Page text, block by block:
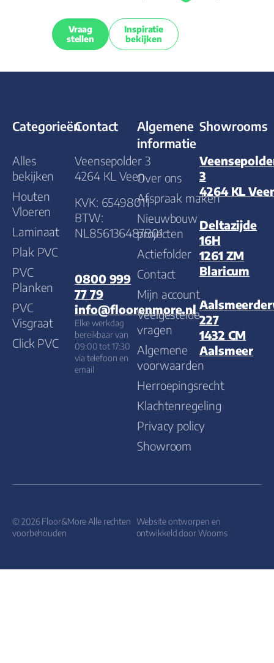
Vraag
stellen
Inspiratie
bekijken
Categorieën
Alles
bekijken
Houten
Vloeren
Laminaat
Plak PVC
PVC
Planken
PVC
Visgraat
Click PVC
Contact
Veensepolder 3
4264 KL Veen
KVK: 65498011
BTW:
NL856136487B01
0800 999
77 79
info@floorenmore.nl
Elke werkdag
bereikbaar van
09:00 tot 17:30
via telefoon en
email
Algemene
informatie
Over ons
Afspraak maken
Nieuwbouw
projecten
Actiefolder
Contact
Mijn account
Veelgestelde
vragen
Algemene
voorwaarden
Herroepingsrecht
Klachtenregeling
Privacy policy
Showroom
Showrooms
3
4264 KL
Deltazijde
16H
1261 ZM
Blaricum
227
1432 CM
Aalsmeer
© 2026 Floor&More Alle rechten
voorbehouden
Website ontworpen en
ontwikkeld doorWooms